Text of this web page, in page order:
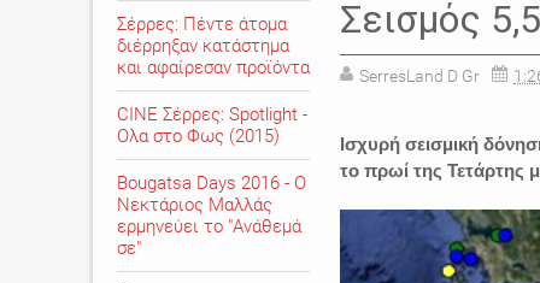
Σεισμός
SerresLand D Gr
Ισχυρή σεισμική
το πρωί της Τετάρτης
Σέρρες: Πέντε άτομα
διέρρηξαν κατάστημα
και αφαίρεσαν προϊόντα
CINE Σέρρες: Spotlight -
Ολα στο Φως (2015)
Bougatsa Days 2016 - Ο
Νεκτάριος Μαλλάς
ερμηνεύει το "Ανάθεμά
σε"